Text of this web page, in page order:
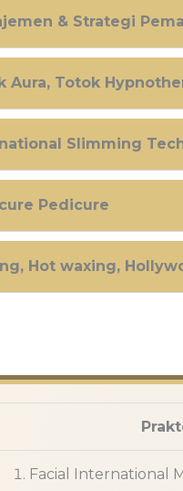
& Strategi
Aura, Totok
Slimming
Pedicure
Hot waxing,
Facial International